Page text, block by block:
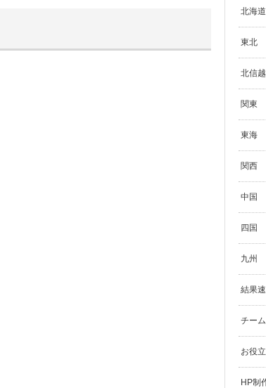
北海道
東北
北信越
関東
東海
関西
中国
四国
九州
結果
チー
お役
HP制